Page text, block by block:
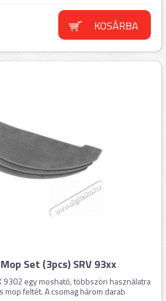
KOSÁRBA
Set (3pcs) SRV 93xx
9302 egy mosható, többszöri használatra
feltét. A csomag három darab